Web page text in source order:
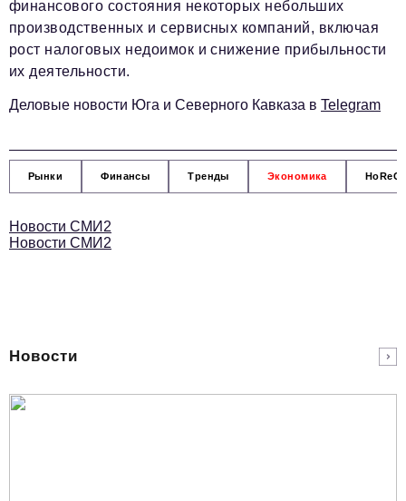
финансового состояния некоторых небольших
производственных и сервисных компаний, включая
рост налоговых недоимок и снижение прибыльности
их деятельности.
Деловые новости Юга и Северного Кавказа в Telegram
Рынки Финансы Тренды Экономика HoReCa
Новости СМИ2
Новости СМИ2
Новости